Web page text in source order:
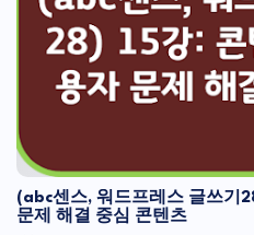
(abc센스, 워드프레스 글쓰기
문제 해결 중심 콘텐츠